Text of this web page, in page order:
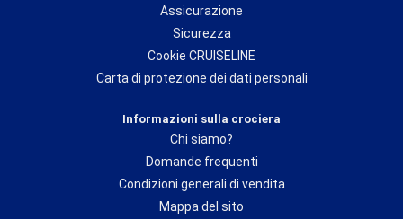
Assicurazione
Sicurezza
Cookie CRUISELINE
Carta di protezione dei dati personali
Informazioni sulla crociera
Chi siamo?
Domande frequenti
Condizioni generali di vendita
Mappa del sito